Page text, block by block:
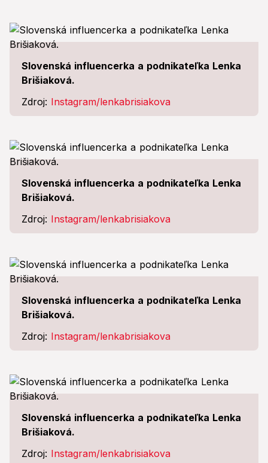
Slovenská influencerka a podnikateľka Lenka
Brišiaková.
Zdroj: Instagram/lenkabrisiakova
Slovenská influencerka a podnikateľka Lenka
Brišiaková.
Zdroj: Instagram/lenkabrisiakova
Slovenská influencerka a podnikateľka Lenka
Brišiaková.
Zdroj: Instagram/lenkabrisiakova
Slovenská influencerka a podnikateľka Lenka
Brišiaková.
Zdroj: Instagram/lenkabrisiakova